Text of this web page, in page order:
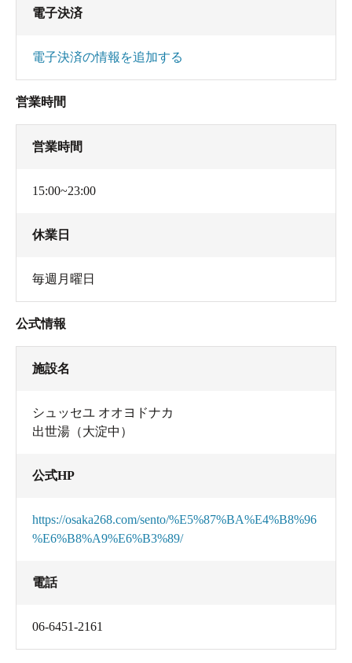
電子決済
電子決済の情報を追加する
営業時間
営業時間
15:00~23:00
休業日
毎週月曜日
公式情報
施設名
シュッセユ オオヨドナカ
出世湯（大淀中）
公式HP
https://osaka268.com/sento/%E5%87%BA%E4%B8%96
%E6%B8%A9%E6%B3%89/
電話
06-6451-2161